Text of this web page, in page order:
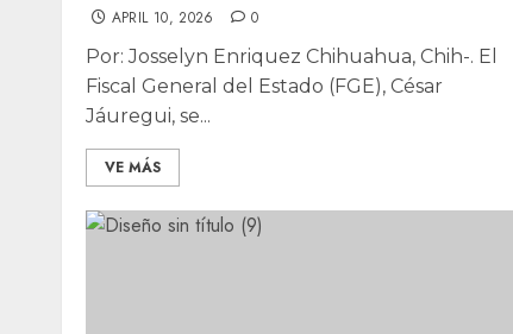
APRIL 10, 2026 0
Por: Josselyn Enriquez Chihuahua, Chih-. El
Fiscal General del Estado (FGE), César
Jáuregui, se...
VE MÁS